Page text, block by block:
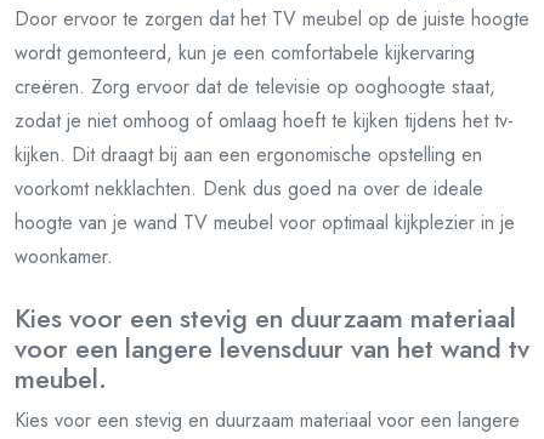
Door ervoor te zorgen dat het TV meubel op de juiste hoogte
wordt gemonteerd, kun je een comfortabele kijkervaring
creëren. Zorg ervoor dat de televisie op ooghoogte staat,
zodat je niet omhoog of omlaag hoeft te kijken tijdens het tv-
kijken. Dit draagt bij aan een ergonomische opstelling en
voorkomt nekklachten. Denk dus goed na over de ideale
hoogte van je wand TV meubel voor optimaal kijkplezier in je
woonkamer.
Kies voor een stevig en duurzaam materiaal
voor een langere levensduur van het wand tv
meubel.
Kies voor een stevig en duurzaam materiaal voor een langere